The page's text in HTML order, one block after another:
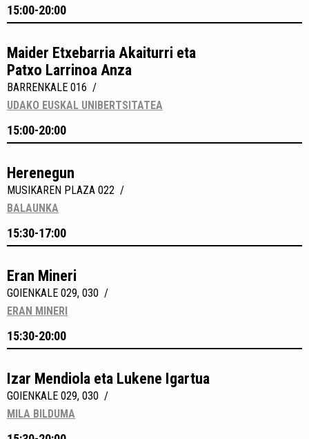
15:00-20:00
Maider Etxebarria Akaiturri eta
Patxo Larrinoa Anza
BARRENKALE 016 /
UDAKO EUSKAL UNIBERTSITATEA
15:00-20:00
Herenegun
MUSIKAREN PLAZA 022 /
BALAUNKA
15:30-17:00
Eran Mineri
GOIENKALE 029, 030 /
ERAN MINERI
15:30-20:00
Izar Mendiola eta Lukene Igartua
GOIENKALE 029, 030 /
MILA BILDUMA